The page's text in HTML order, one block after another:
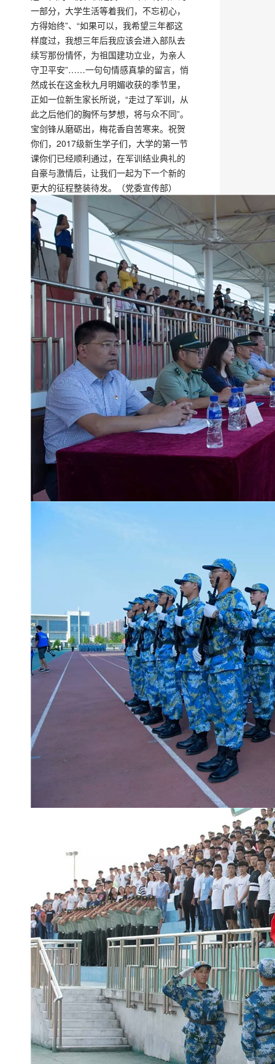
一部分，大学生活等着我们，不忘初心，
方得始终”、“如果可以，我希望三年都这
样度过，我想三年后我应该会进入部队去
续写那份情怀，为祖国建功立业，为亲人
守卫平安”……一句句情感真挚的留言，悄
然成长在这金秋九月明媚收获的季节里，
正如一位新生家长所说，“走过了军训，从
此之后他们的胸怀与梦想，将与众不同”。
宝剑锋从磨砺出，梅花香自苦寒来。祝贺
你们，2017级新生学子们，大学的第一节
课你们已经顺利通过，在军训结业典礼的
自豪与激情后，让我们一起为下一个新的
更大的征程整装待发。（党委宣传部）